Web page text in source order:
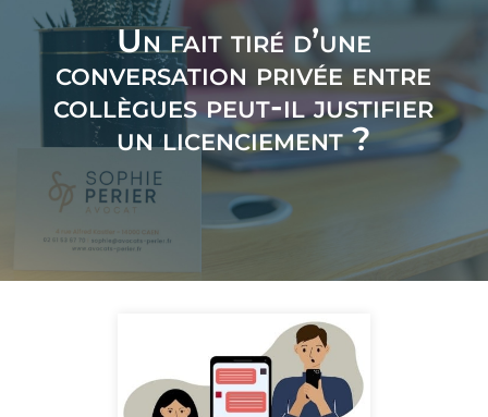
Un fait tiré d’une
conversation privée entre
collègues peut-il justifier
un licenciement ?